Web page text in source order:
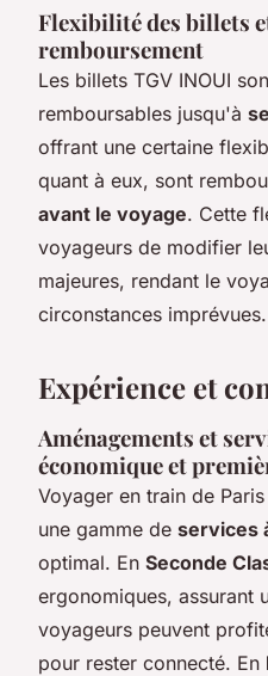
Flexibilité des billets
remboursement
Les billets TGV INOUI
remboursables jusqu'à
offrant une certaine
quant à eux, sont
avant le voyage. Cette
voyageurs de modifier
majeures, rendant le
circonstances imprévues.
Expérience et
Aménagements et
économique et
Voyager en train de
une gamme de services
optimal. En Seconde
ergonomiques, assurant
voyageurs peuvent
pour rester connecté. En